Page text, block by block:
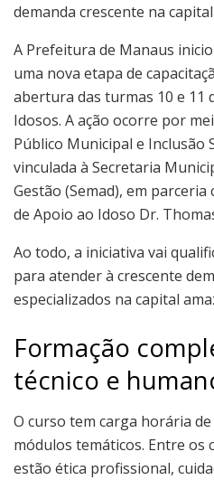
demanda crescente na capital
A Prefeitura de Manaus
uma nova etapa de
abertura das turmas 10 e 11
Idosos. A ação ocorre por
Público Municipal e Inclusão
vinculada à Secretaria
Gestão (Semad), em
de Apoio ao Idoso Dr.
Ao todo, a iniciativa vai
para atender à crescente
especializados na capital
Formação
técnico e
O curso tem carga horária
módulos temáticos. Entre os
estão ética profissional,